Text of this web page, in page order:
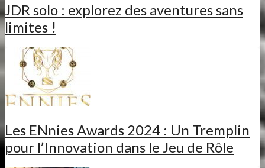
JDR solo : explorez des aventures sans
limites !
Les ENnies Awards 2024 : Un Tremplin
pour l’Innovation dans le Jeu de Rôle